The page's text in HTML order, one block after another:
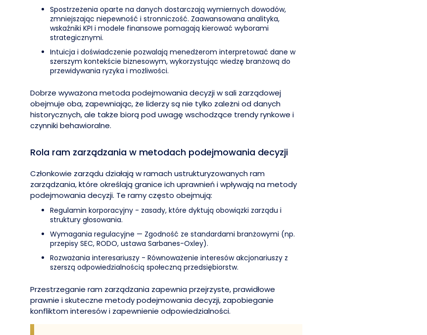
Spostrzeżenia oparte na danych dostarczają wymiernych dowodów,
zmniejszając niepewność i stronniczość. Zaawansowana analityka,
wskaźniki KPI i modele finansowe pomagają kierować wyborami
strategicznymi.
Intuicja i doświadczenie pozwalają menedżerom interpretować dane w
szerszym kontekście biznesowym, wykorzystując wiedzę branżową do
przewidywania ryzyka i możliwości.
Dobrze wyważona metoda podejmowania decyzji w sali zarządowej
obejmuje oba, zapewniając, że liderzy są nie tylko zależni od danych
historycznych, ale także biorą pod uwagę wschodzące trendy rynkowe i
czynniki behawioralne.
Rola ram zarządzania w metodach podejmowania decyzji
Członkowie zarządu działają w ramach ustrukturyzowanych ram
zarządzania, które określają granice ich uprawnień i wpływają na metody
podejmowania decyzji. Te ramy często obejmują:
Regulamin korporacyjny - zasady, które dyktują obowiązki zarządu i
struktury głosowania.
Wymagania regulacyjne — Zgodność ze standardami branżowymi (np.
przepisy SEC, RODO, ustawa Sarbanes-Oxley).
Rozważania interesariuszy - Równoważenie interesów akcjonariuszy z
szerszą odpowiedzialnością społeczną przedsiębiorstw.
Przestrzeganie ram zarządzania zapewnia przejrzyste, prawidłowe
prawnie i skuteczne metody podejmowania decyzji, zapobieganie
konfliktom interesów i zapewnienie odpowiedzialności.